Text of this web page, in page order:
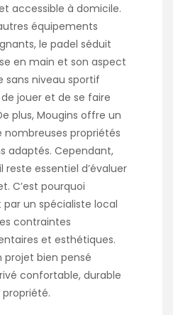
accessible à domicile.
équipements
le padel séduit
en main et son aspect
sans niveau sportif
jouer et de se faire
plus, Mougins offre un
nombreuses propriétés
adaptés. Cependant,
reste essentiel d’évaluer
C’est pourquoi
un spécialiste local
contraintes
et esthétiques.
projet bien pensé
confortable, durable